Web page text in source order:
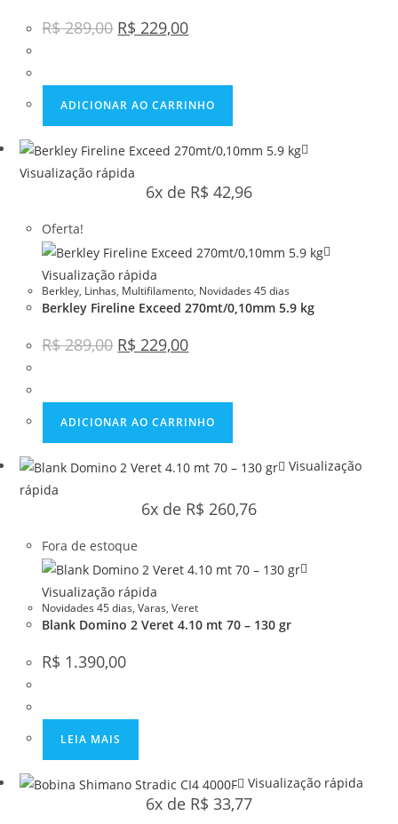
R$289,00 R$ 229,00
ADICIONAR AO CARRINHO
Visualização rápida
6x de R$ 42,96
Oferta!
Visualização rápida
Berkley, Linhas, Multifilamento, Novidades 45 dias
Berkley Fireline Exceed 270mt/0,10mm 5.9 kg
R$289,00 R$ 229,00
ADICIONAR AO CARRINHO
Visualização
rápida
6x de R$ 260,76
Fora de estoque
Visualização rápida
Novidades 45 dias,Varas,Veret
Blank Domino 2 Veret 4.10 mt 70 – 130 gr
R$ 1.390,00
LEIA MAIS
Visualização rápida
6x de R$ 33,77